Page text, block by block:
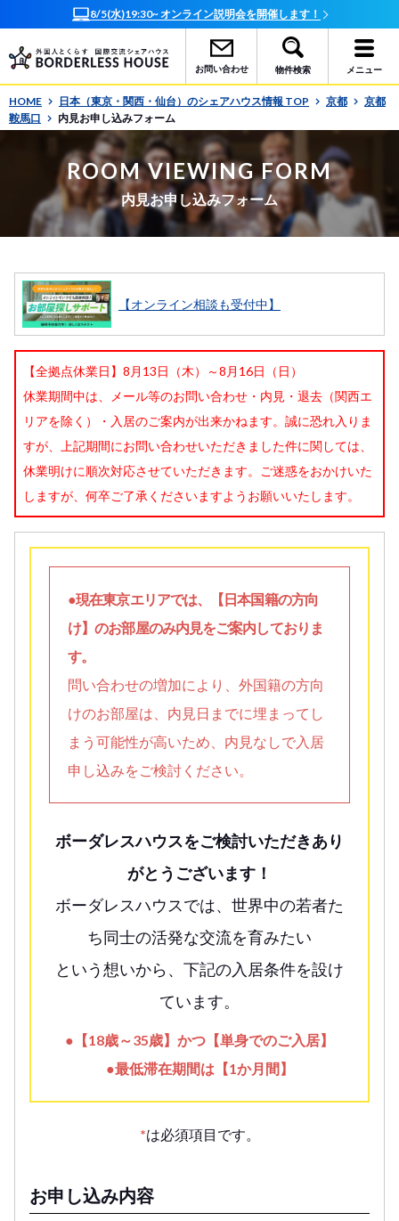
8/5(水)19:30~ オンライン説明会を開催します！
お問い合わせ 物件検索 メニュー
HOME 日本（東京・関西・仙台）のシェアハウス情報 TOP 京都
京都
鞍馬口
内見お申し込みフォーム
ROOM VIEWING FORM
内見お申し込みフォーム
【オンライン相談も受付中】
【全拠点休業日】8月13日（木）～8月16日（日）
休業期間中は、メール等のお問い合わせ・内見・退去（関西エ
リアを除く）・入居のご案内が出来かねます。誠に恐れ入りま
すが、上記期間にお問い合わせいただきました件に関しては、
休業明けに順次対応させていただきます。ご迷惑をおかけいた
しますが、何卒ご了承くださいますようお願いいたします。
●現在東京エリアでは、【日本国籍の方向
け】のお部屋のみ内見をご案内しておりま
す。
問い合わせの増加により、外国籍の方向
けのお部屋は、内見日までに埋まってし
まう可能性が高いため、内見なしで入居
申し込みをご検討ください。
ボーダレスハウスをご検討いただきあり
がとうございます！
ボーダレスハウスでは、世界中の若者た
ち同士の活発な交流を育みたい
という想いから、下記の入居条件を設け
ています。
●【18歳～35歳】かつ【単身でのご入居】
●最低滞在期間は【1か月間】
*は必須項目です。
お申し込み内容